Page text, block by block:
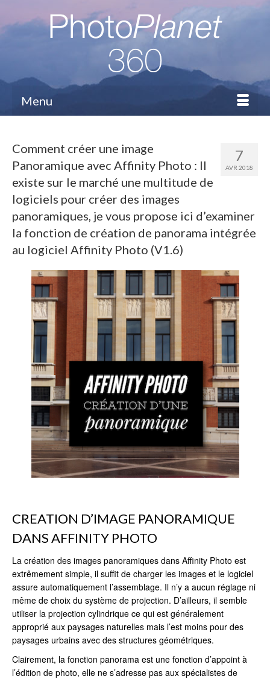
Menu
7
AVR 2018
Comment créer une image
Panoramique avec Affinity Photo : Il
existe sur le marché une multitude de
logiciels pour créer des images
panoramiques, je vous propose ici d’examiner
la fonction de création de panorama intégrée
au logiciel Affinity Photo (V1.6)
CREATION D’IMAGE PANORAMIQUE
DANS AFFINITY PHOTO
La création des images panoramiques dans Affinity Photo est
extrêmement simple, il suffit de charger les images et le logiciel
assure automatiquement l’assemblage. Il n’y a aucun réglage ni
même de choix du système de projection. D’ailleurs, il semble
utiliser la projection cylindrique ce qui est généralement
approprié aux paysages naturelles mais l’est moins pour des
paysages urbains avec des structures géométriques.
Clairement, la fonction panorama est une fonction d’appoint à
l’édition de photo, elle ne s’adresse pas aux spécialistes de